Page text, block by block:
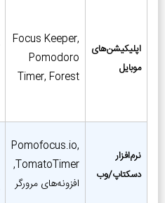
اپلیکیشن‌های
موبایل
Focus Keeper,
Pomodoro
Timer, Forest
نرم‌افزار
دسکتاپ/وب
Pomofocus.io,
TomatoTimer,
افزونه‌های مرورگر